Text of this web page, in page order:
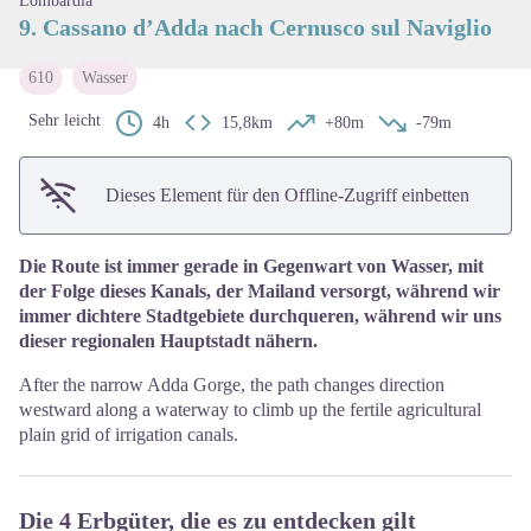
9. Cassano d’Adda nach Cernusco sul Naviglio
610 Wasser
Sehr leicht 4h 15,8km +80m -79m
Dieses Element für den Offline-Zugriff einbetten
Die Route ist immer gerade in Gegenwart von Wasser, mit
der Folge dieses Kanals, der Mailand versorgt, während wir
immer dichtere Stadtgebiete durchqueren, während wir uns
dieser regionalen Hauptstadt nähern.
After the narrow Adda Gorge, the path changes direction
westward along a waterway to climb up the fertile agricultural
plain grid of irrigation canals.
Die 4 Erbgüter, die es zu entdecken gilt